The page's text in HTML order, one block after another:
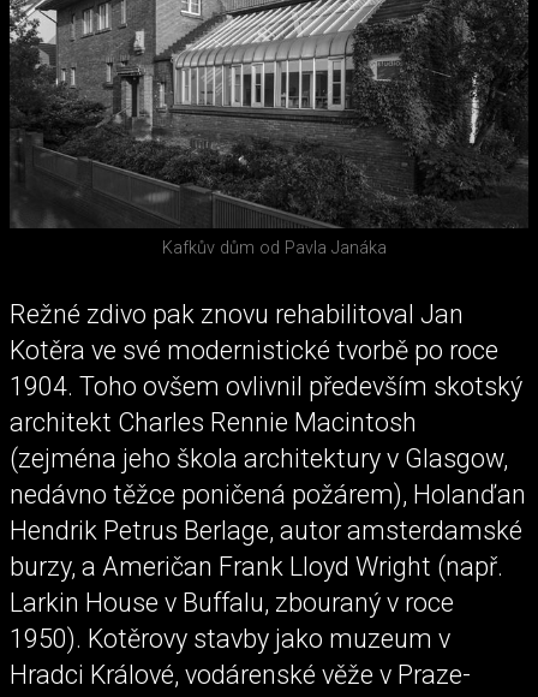
Kafkův dům od Pavla Janáka
Režné zdivo pak znovu rehabilitoval Jan
Kotěra ve své modernistické tvorbě po roce
1904. Toho ovšem ovlivnil především skotský
architekt Charles Rennie Macintosh
(zejména jeho škola architektury v Glasgow,
nedávno těžce poničená požárem), Holanďan
Hendrik Petrus Berlage, autor amsterdamské
burzy, a Američan Frank Lloyd Wright (např.
Larkin House v Buffalu, zbouraný v roce
1950). Kotěrovy stavby jako muzeum v
Hradci Králové, vodárenské věže v Praze-